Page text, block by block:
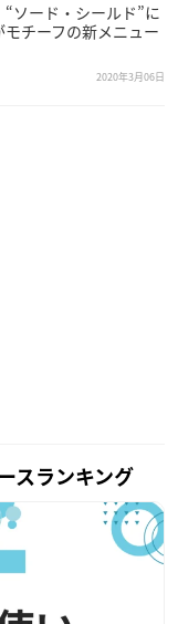
“ソード・シールド”に
チーフの新メニュー
2020年3月06日
スランキング